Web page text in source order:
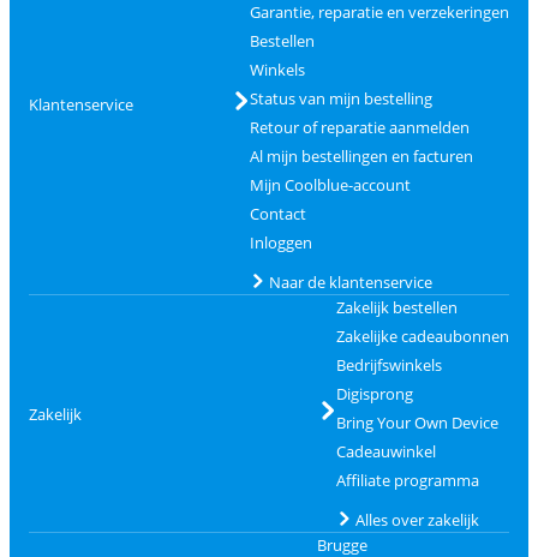
Klantenservice
Garantie, reparatie en verzekeringen
Bestellen
Winkels
Status van mijn bestelling
Retour of reparatie aanmelden
Al mijn bestellingen en facturen
Mijn Coolblue-account
Contact
Inloggen
Naar de klantenservice
Zakelijk
Zakelijk bestellen
Zakelijke cadeaubonnen
Bedrijfswinkels
Digisprong
Bring Your Own Device
Cadeauwinkel
Affiliate programma
Alles over zakelijk
Brugge